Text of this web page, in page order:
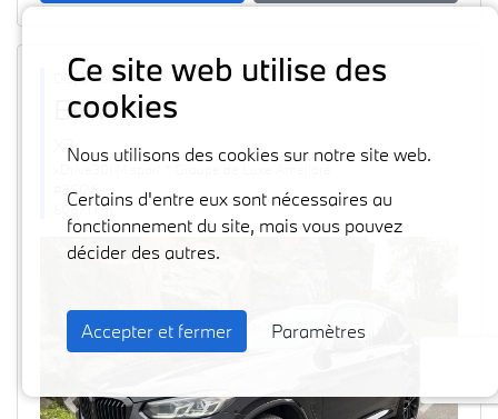
Disponible
BMW 2024
X3
#36126
60871 km
Previous Next
Ce site web utilise des
cookies
Nous utilisons des cookies sur notre site web.
Certains d'entre eux sont nécessaires au
fonctionnement du site, mais vous pouvez
décider des autres.
Accepter et fermer Paramètres